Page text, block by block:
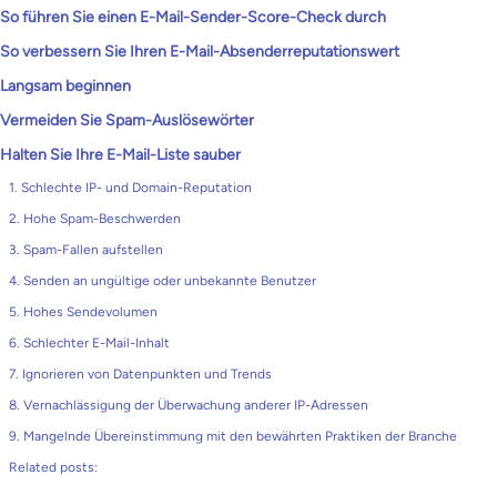
So führen Sie einen E-Mail-Sender-Score-Check durch
So verbessern Sie Ihren E-Mail-Absenderreputationswert
Langsam beginnen
Vermeiden Sie Spam-Auslösewörter
Halten Sie Ihre E-Mail-Liste sauber
1. Schlechte IP- und Domain-Reputation
2. Hohe Spam-Beschwerden
3. Spam-Fallen aufstellen
4. Senden an ungültige oder unbekannte Benutzer
5. Hohes Sendevolumen
6. Schlechter E-Mail-Inhalt
7. Ignorieren von Datenpunkten und Trends
8. Vernachlässigung der Überwachung anderer IP-Adressen
9. Mangelnde Übereinstimmung mit den bewährten Praktiken der Branche
Related posts: